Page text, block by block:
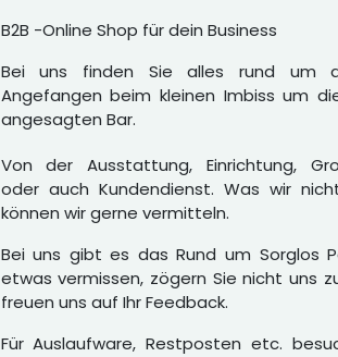
B2B -Online Shop für dein Business
Bei uns finden Sie alles rund um
Angefangen beim kleinen Imbiss um
angesagten Bar.
Von der Ausstattung, Einrichtung,
oder auch Kundendienst. Was wir
können wir gerne vermitteln.
Bei uns gibt es das Rund um Sorglos
etwas vermissen, zögern Sie nicht uns
freuen uns auf Ihr Feedback.
Für Auslaufware, Restposten etc.